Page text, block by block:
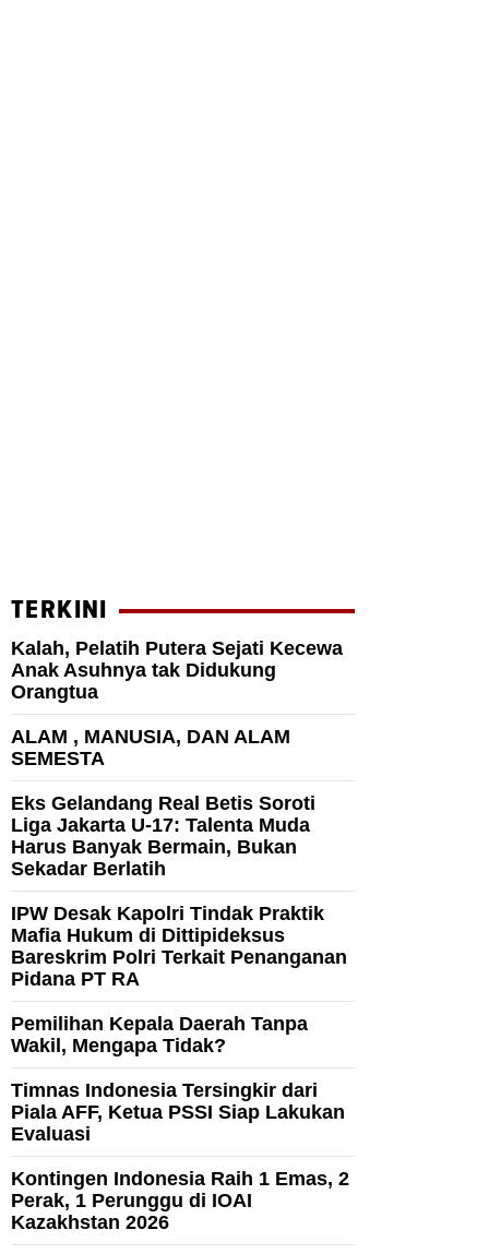
TERKINI
Kalah, Pelatih Putera Sejati Kecewa
Anak Asuhnya tak Didukung
Orangtua
ALAM , MANUSIA, DAN ALAM
SEMESTA
Eks Gelandang Real Betis Soroti
Liga Jakarta U-17: Talenta Muda
Harus Banyak Bermain, Bukan
Sekadar Berlatih
IPW Desak Kapolri Tindak Praktik
Mafia Hukum di Dittipideksus
Bareskrim Polri Terkait Penanganan
Pidana PT RA
Pemilihan Kepala Daerah Tanpa
Wakil, Mengapa Tidak?
Timnas Indonesia Tersingkir dari
Piala AFF, Ketua PSSI Siap Lakukan
Evaluasi
Kontingen Indonesia Raih 1 Emas, 2
Perak, 1 Perunggu di IOAI
Kazakhstan 2026